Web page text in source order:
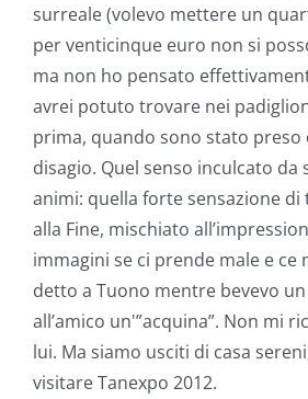
surreale (volevo mettere un
per venticinque euro non si
ma non ho pensato
avrei potuto trovare nei
prima, quando sono stato preso
disagio. Quel senso inculcato
animi: quella forte sensazione
alla Fine, mischiato
immagini se ci prende male e ce
detto a Tuono mentre bevevo
all’amico un'”acquina”. Non mi
lui. Ma siamo usciti di casa
visitare Tanexpo 2012.